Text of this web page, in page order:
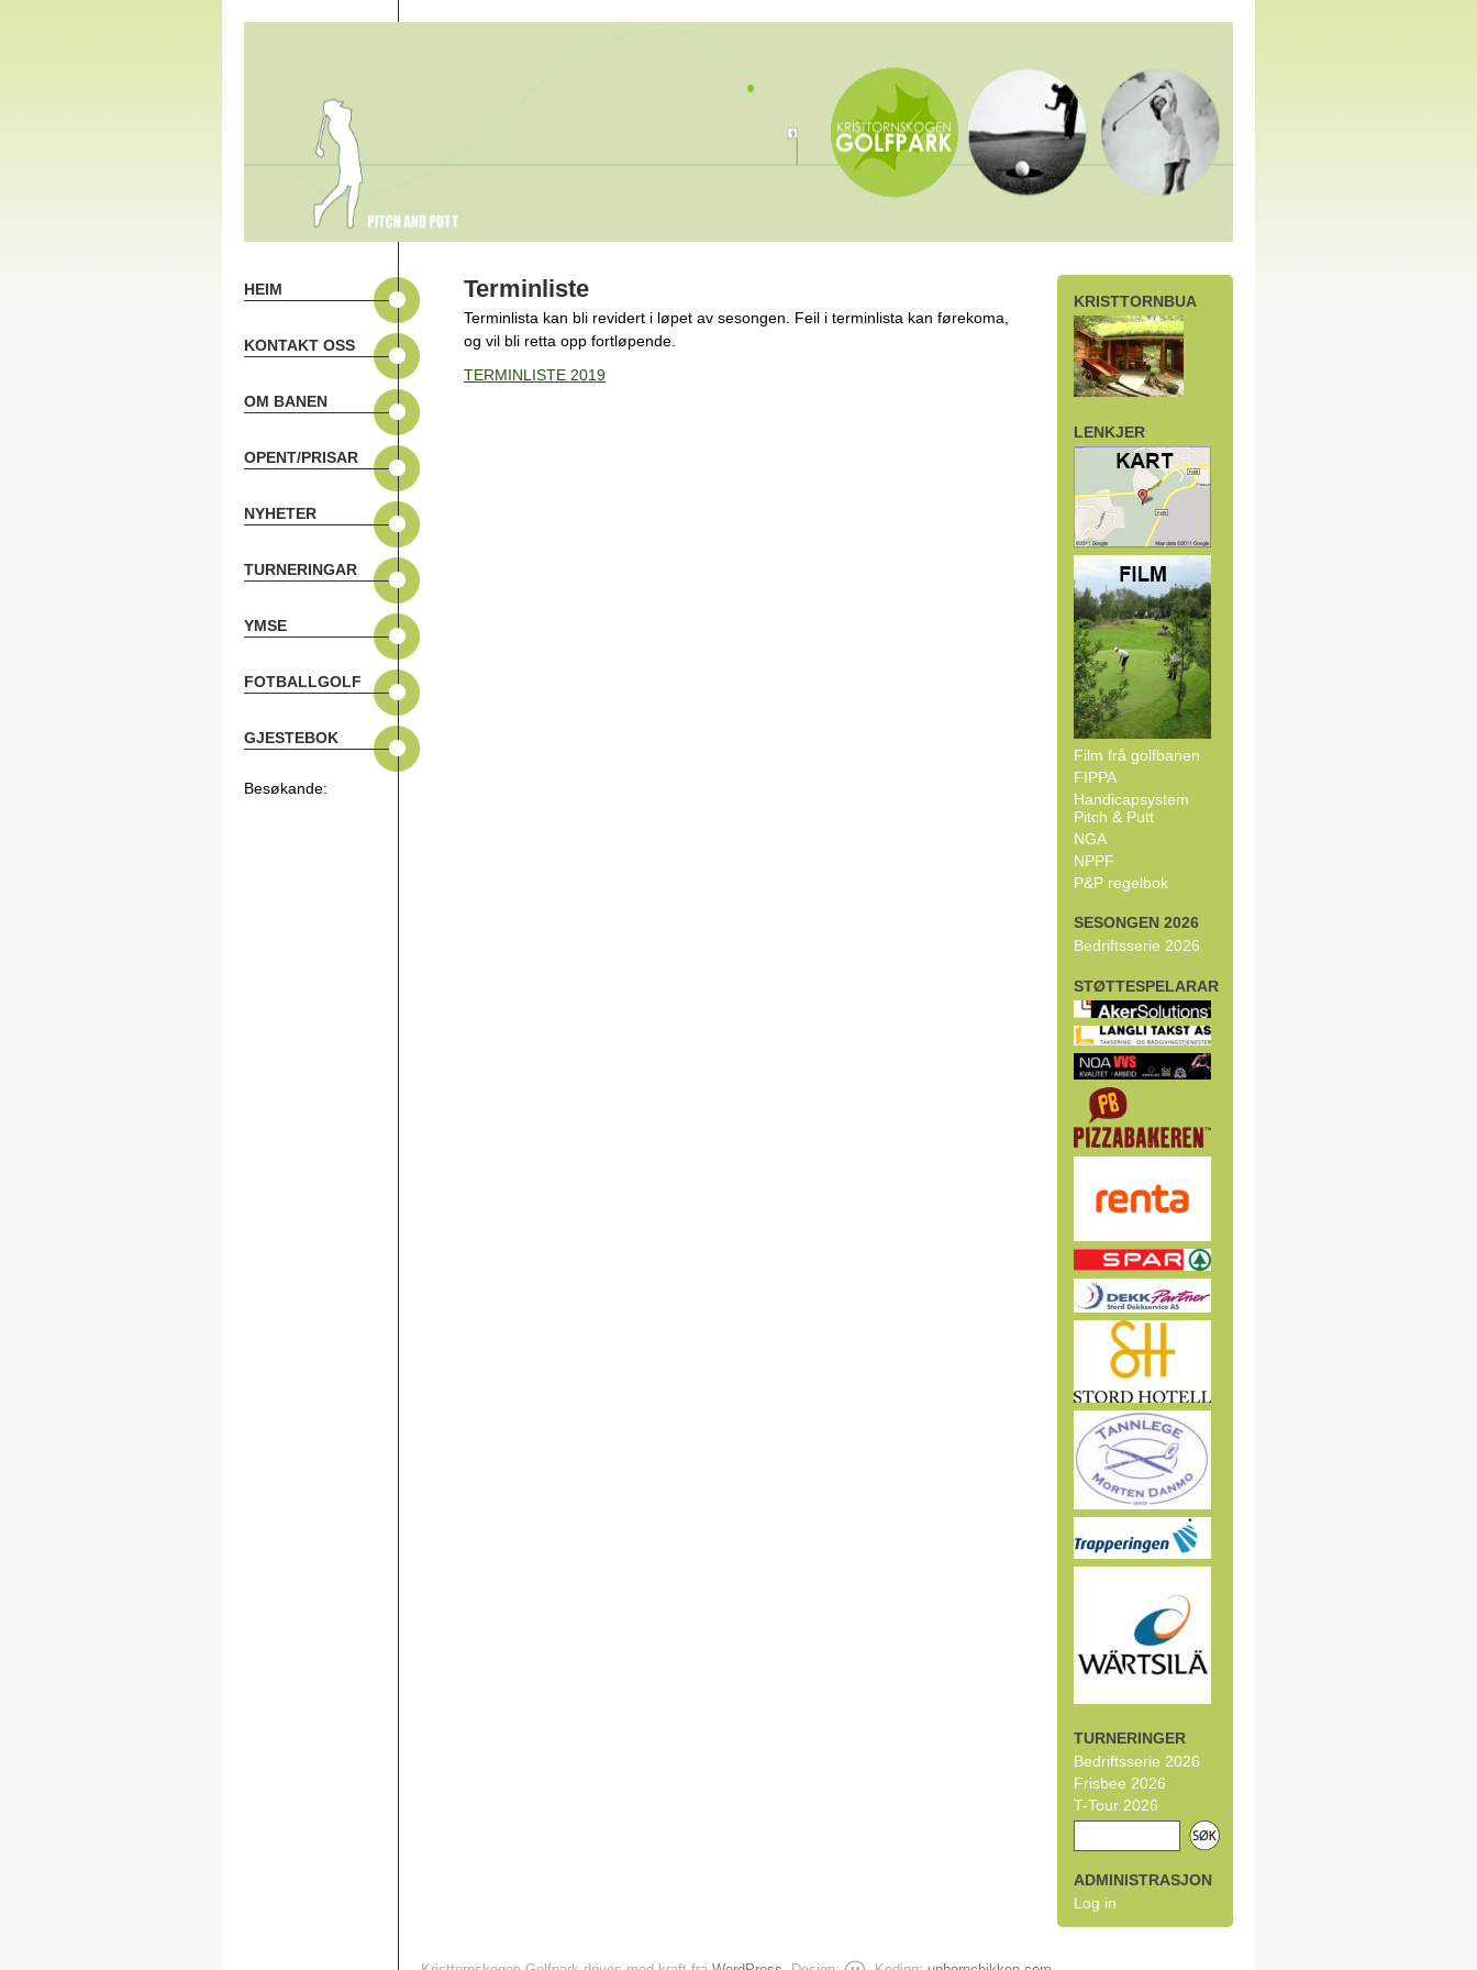
HEIM
KONTAKT OSS
OM BANEN
OPENT/PRISAR
NYHETER
TURNERINGAR
YMSE
FOTBALLGOLF
GJESTEBOK
Besøkande:
Terminliste
Terminlista kan bli revidert i løpet av sesongen. Feil i terminlista kan førekoma,
og vil bli retta opp fortløpende.
TERMINLISTE 2019
KRISTTORNBUA
LENKJER
Film frå golfbanen
FIPPA
Handicapsystem
Pitch & Putt
NGA
NPPF
P&P regelbok
SESONGEN 2026
Bedriftsserie 2026
STØTTESPELARAR
TURNERINGER
Bedriftsserie 2026
Frisbee 2026
T-Tour 2026
ADMINISTRASJON
Log in